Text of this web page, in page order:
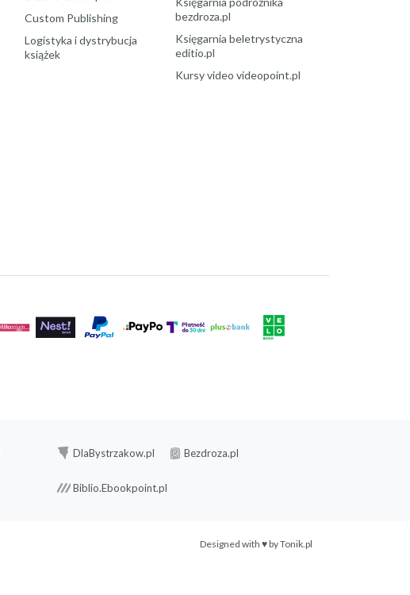
Custom Publishing
Logistyka i dystrybucja
książek
bezdroza.pl
Księgarnia beletrystyczna
editio.pl
Kursy video videopoint.pl
DlaBystrzakow.pl Bezdroza.pl
Biblio.Ebookpoint.pl
Designed with ♥ byTonik.pl